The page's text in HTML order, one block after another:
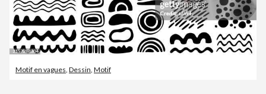
Motif en vagues, Dessin, Motif